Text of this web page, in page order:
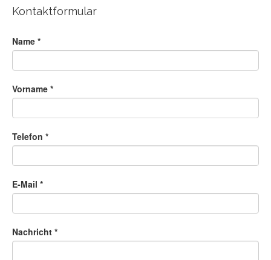
Kontaktformular
Name *
Vorname *
Telefon *
E-Mail *
Nachricht *